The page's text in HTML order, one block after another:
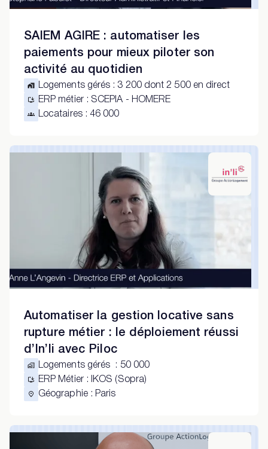
SAIEM AGIRE : automatiser les
paiements pour mieux piloter son
activité au quotidien
Logements gérés : 3 200 dont 2 500 en direct
ERP métier: SCEPIA - HOMERE
Locataires: 46 000
Automatiser la gestion locative sans
rupture métier : le déploiement réussi
d’In’li avec Piloc
Logements gérés : 50 000
ERP Métier:
IKOS (Sopra)
Géographie: Paris